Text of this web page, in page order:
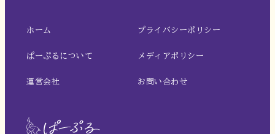
ホーム
ぱーぷるについて
運営会社
プライバシーポリシー
メディアポリシー
お問い合わせ